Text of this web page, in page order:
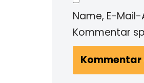
Name, E-
Kommentar